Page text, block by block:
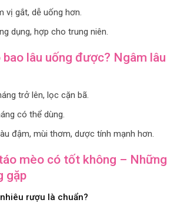
vị gắt, dễ uống hơn.
dụng, hợp cho trung niên.
lâu uống được? Ngâm lâu
trở lên, lọc cặn bã.
có thể dùng.
đậm, mùi thơm, dược tính mạnh hơn.
mèo có tốt không – Những
gặp
rượu là chuẩn?